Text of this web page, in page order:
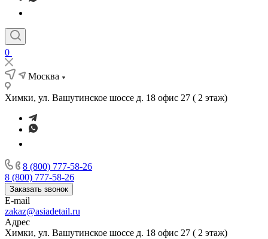
0
Москва
Химки, ул. Вашутинское шоссе д. 18 офис 27 ( 2 этаж)
8 (800) 777-58-26
8 (800) 777-58-26
Заказать звонок
E-mail
zakaz@asiadetail.ru
Адрес
Химки, ул. Вашутинское шоссе д. 18 офис 27 ( 2 этаж)